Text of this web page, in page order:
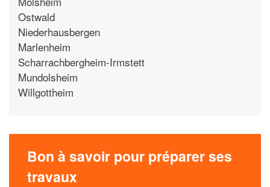
Ostwald
Niederhausbergen
Marlenheim
Scharrachbergheim-Irmstett
Mundolsheim
Willgottheim
Bon à savoir pour préparer ses
travaux